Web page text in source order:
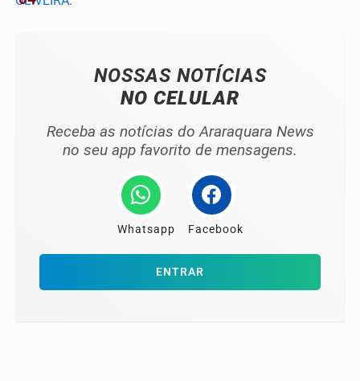
NOSSAS NOTÍCIAS
NO CELULAR
Receba as notícias do Araraquara News
no seu app favorito de mensagens.
Whatsapp Facebook
ENTRAR